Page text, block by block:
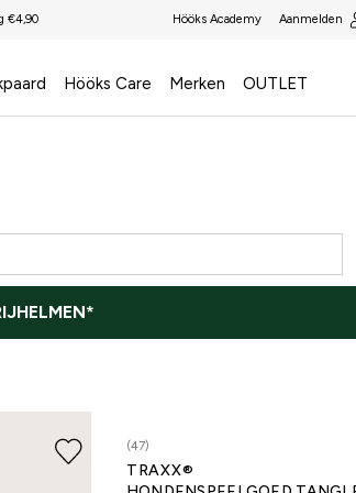
€4,90 Hööks Academy Aanmelden
Hööks Care Merken OUTLET
(47)
TRAXX®